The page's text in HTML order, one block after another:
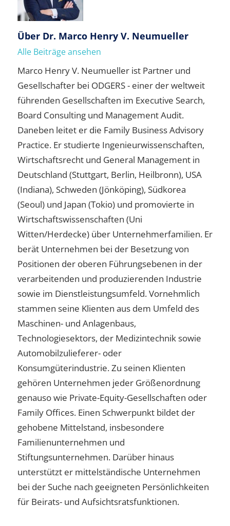
Über Dr. Marco Henry V. Neumueller
Alle Beiträge ansehen
Marco Henry V. Neumueller ist Partner und
Gesellschafter bei ODGERS - einer der weltweit
führenden Gesellschaften im Executive Search,
Board Consulting und Management Audit.
Daneben leitet er die Family Business Advisory
Practice. Er studierte Ingenieurwissenschaften,
Wirtschaftsrecht und General Management in
Deutschland (Stuttgart, Berlin, Heilbronn), USA
(Indiana), Schweden (Jönköping), Südkorea
(Seoul) und Japan (Tokio) und promovierte in
Wirtschaftswissenschaften (Uni
Witten/Herdecke) über Unternehmerfamilien. Er
berät Unternehmen bei der Besetzung von
Positionen der oberen Führungsebenen in der
verarbeitenden und produzierenden Industrie
sowie im Dienstleistungsumfeld. Vornehmlich
stammen seine Klienten aus dem Umfeld des
Maschinen- und Anlagenbaus,
Technologiesektors, der Medizintechnik sowie
Automobilzulieferer- oder
Konsumgüterindustrie. Zu seinen Klienten
gehören Unternehmen jeder Größenordnung
genauso wie Private-Equity-Gesellschaften oder
Family Offices. Einen Schwerpunkt bildet der
gehobene Mittelstand, insbesondere
Familienunternehmen und
Stiftungsunternehmen. Darüber hinaus
unterstützt er mittelständische Unternehmen
bei der Suche nach geeigneten Persönlichkeiten
für Beirats- und Aufsichtsratsfunktionen.